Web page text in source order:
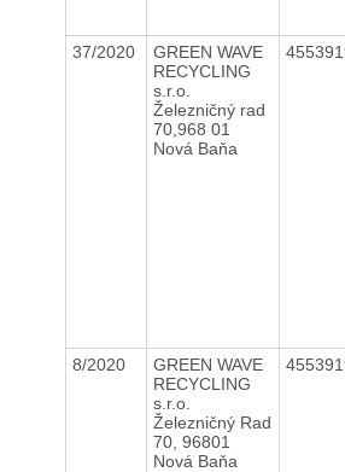
37/2020
GREEN WAVE
RECYCLING
s.r.o.
Železničný rad
70,968 01
Nová Baňa
8/2020
GREEN WAVE
RECYCLING
s.r.o.
Železničný Rad
70, 96801
Nová Baňa